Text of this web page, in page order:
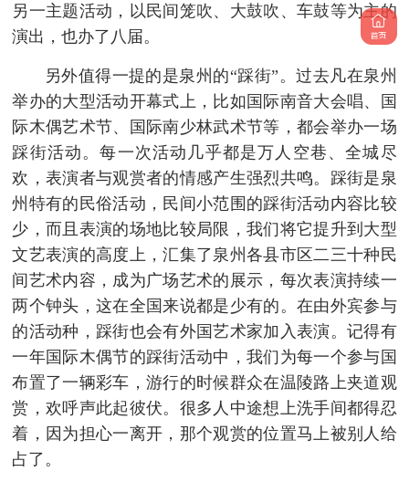
另一主题活动，以民间笼吹、大鼓吹、车鼓等为主的
演出，也办了八届。
另外值得一提的是泉州的“踩街”。过去凡在泉州
举办的大型活动开幕式上，比如国际南音大会唱、国
际木偶艺术节、国际南少林武术节等，都会举办一场
踩街活动。每一次活动几乎都是万人空巷、全城尽
欢，表演者与观赏者的情感产生强烈共鸣。踩街是泉
州特有的民俗活动，民间小范围的踩街活动内容比较
少，而且表演的场地比较局限，我们将它提升到大型
文艺表演的高度上，汇集了泉州各县市区二三十种民
间艺术内容，成为广场艺术的展示，每次表演持续一
两个钟头，这在全国来说都是少有的。在由外宾参与
的活动种，踩街也会有外国艺术家加入表演。记得有
一年国际木偶节的踩街活动中，我们为每一个参与国
布置了一辆彩车，游行的时候群众在温陵路上夹道观
赏，欢呼声此起彼伏。很多人中途想上洗手间都得忍
着，因为担心一离开，那个观赏的位置马上被别人给
占了。